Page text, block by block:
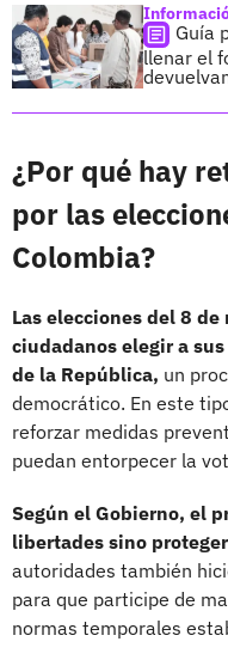
Guía
llenar el
¿Por qué hay
por las
Colombia?
Las elecciones del 8
ciudadanos elegir a
de la República, un
democrático. En este
reforzar medidas
puedan entorpecer la
Según el Gobierno, el
libertades sino
autoridades también
para que participe de
normas temporales